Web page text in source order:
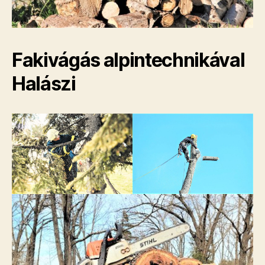
Fakivágás alpintechnikával
Halászi